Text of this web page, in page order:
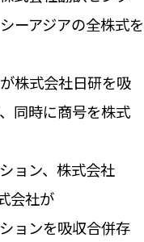
ーアジアの全株式を
株式会社日研を吸
同時に商号を株式
ョン、株式会社
会社が
ョンを吸収合併存